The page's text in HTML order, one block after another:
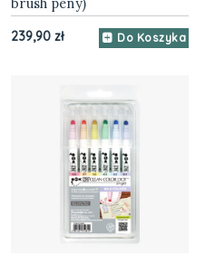
brush peny)
239,90 zł Do Koszyka